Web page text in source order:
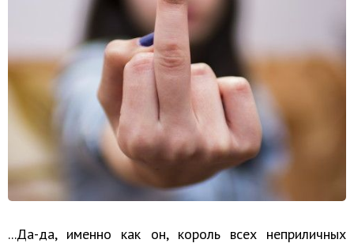
...Да-да, именно как он, король всех неприличных